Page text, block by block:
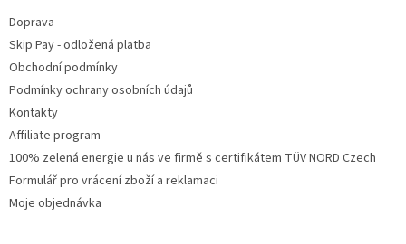
Doprava
Skip Pay - odložená platba
Obchodní podmínky
Podmínky ochrany osobních údajů
Kontakty
Affiliate program
100% zelená energie u nás ve firmě s certifikátem TÜV NORD Czech
Formulář pro vrácení zboží a reklamaci
Moje objednávka